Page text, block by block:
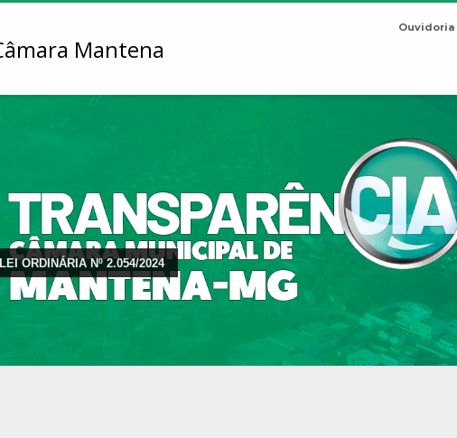
Ouvidoria
LEI ORDINÁRIA Nº 2.054/2024